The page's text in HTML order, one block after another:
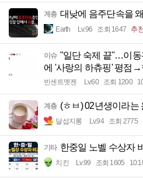
계층 대낮에 음주단속을
Earth Lv.96 조회 1647 추
이슈 "일단 숙제 끝"…이동
에 '사랑의 하츄핑' 평점→
빈센트멧젠 Lv.60 조회 1200
계층 (ㅎㅂ) 02년생이라는
달섭지롱 Lv.94 조회 2775
기타 한중일 노벨 수상자
치킨 Lv.99 조회 1605